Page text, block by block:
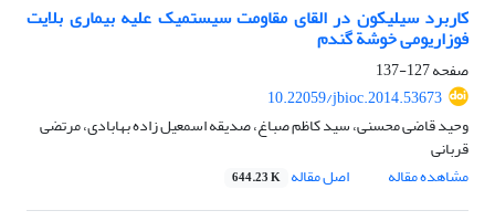
کاربرد سیلیکون در القای مقاومت سیستمیک علیه بیماری بلایت
فوزاریومی خوشة گندم
صفحه127-137
10.22059/jbioc.2014.53673
وحید قاضی ‌محسنی، سید کاظم صباغ، صدیقه اسمعیل زاده بهابادی، مرتضی
قربانی
مشاهده مقاله
اصل مقاله 644.23 K